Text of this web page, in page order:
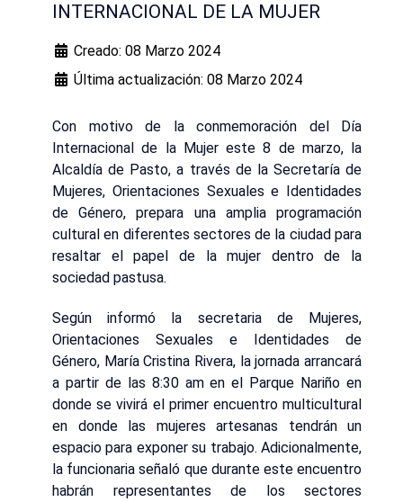
INTERNACIONAL DE LA MUJER
Creado: 08 Marzo 2024
Última actualización: 08 Marzo 2024
Con motivo de la conmemoración del Día
Internacional de la Mujer este 8 de marzo, la
Alcaldía de Pasto, a través de la Secretaría de
Mujeres, Orientaciones Sexuales e Identidades
de Género, prepara una amplia programación
cultural en diferentes sectores de la ciudad para
resaltar el papel de la mujer dentro de la
sociedad pastusa.
Según informó la secretaria de Mujeres,
Orientaciones Sexuales e Identidades de
Género, María Cristina Rivera, la jornada arrancará
a partir de las 8:30 am en el Parque Nariño en
donde se vivirá el primer encuentro multicultural
en donde las mujeres artesanas tendrán un
espacio para exponer su trabajo. Adicionalmente,
la funcionaria señaló que durante este encuentro
habrán representantes de los sectores